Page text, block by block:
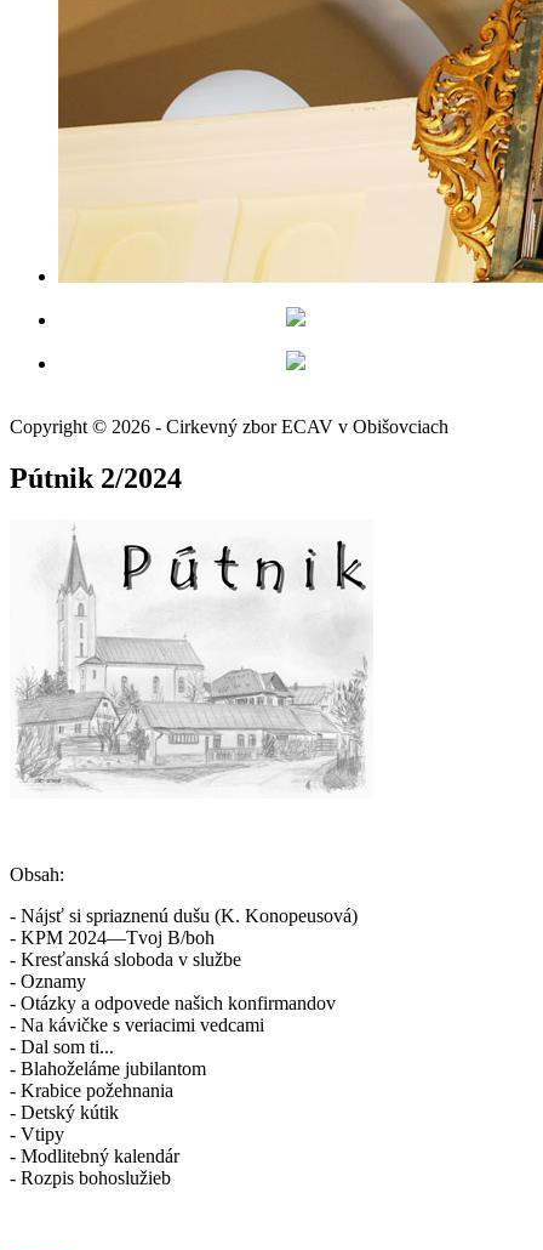
Copyright © 2026 - Cirkevný zbor ECAV v Obišovciach
Pútnik 2/2024
Obsah:
- Nájsť si spriaznenú dušu (K. Konopeusová)
- KPM 2024—Tvoj B/boh
- Kresťanská sloboda v službe
- Oznamy
- Otázky a odpovede našich konfirmandov
- Na kávičke s veriacimi vedcami
- Dal som ti...
- Blahoželáme jubilantom
- Krabice požehnania
- Detský kútik
- Vtipy
- Modlitebný kalendár
- Rozpis bohoslužieb